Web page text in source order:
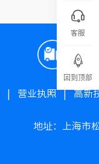
极速
营业执照| 高新
地址：上海市
客服
回到顶部